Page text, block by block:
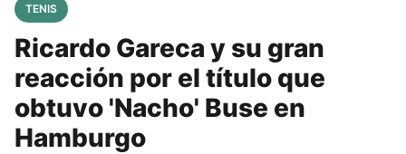
TENIS
Ricardo Gareca y su gran
reacción por el título que
obtuvo 'Nacho' Buse en
Hamburgo